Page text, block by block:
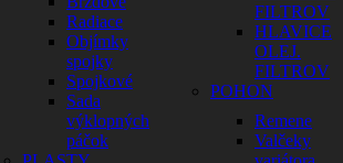
Radiace
Objímky
spojky
Spojkové
Sada
výklopných
páčok
FILTROV
HLAVICE
OLEJ.
FILTROV
POHON
Remene
Valčeky